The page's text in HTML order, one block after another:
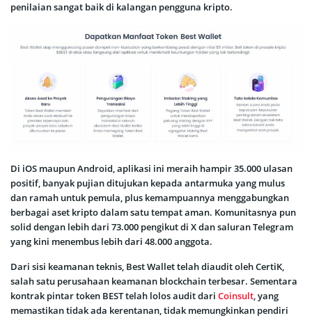
penilaian sangat baik di kalangan pengguna kripto.
Di iOS maupun Android, aplikasi ini meraih hampir 35.000 ulasan
positif, banyak pujian ditujukan kepada antarmuka yang mulus
dan ramah untuk pemula, plus kemampuannya menggabungkan
berbagai aset kripto dalam satu tempat aman. Komunitasnya pun
solid dengan lebih dari 73.000 pengikut di X dan saluran Telegram
yang kini menembus lebih dari 48.000 anggota.
Dari sisi keamanan teknis, Best Wallet telah diaudit oleh CertiK,
salah satu perusahaan keamanan blockchain terbesar. Sementara
kontrak pintar token BEST telah lolos audit dari Coinsult, yang
memastikan tidak ada kerentanan, tidak memungkinkan pendiri